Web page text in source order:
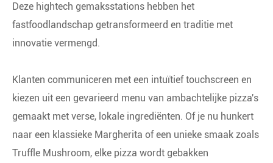
Deze hightech gemaksstations hebben het
fastfoodlandschap getransformeerd en traditie met
innovatie vermengd.
Klanten communiceren met een intuïtief touchscreen en
kiezen uit een gevarieerd menu van ambachtelijke pizza's
gemaakt met verse, lokale ingrediënten. Of je nu hunkert
naar een klassieke Margherita of een unieke smaak zoals
Truffle Mushroom, elke pizza wordt gebakken